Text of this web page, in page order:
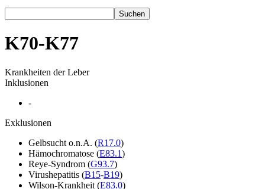
Suchen
K70-K77
Krankheiten der Leber
Inklusionen
-
Exklusionen
Gelbsucht o.n.A. (R17.0)
Hämochromatose (E83.1)
Reye-Syndrom (G93.7)
Virushepatitis (B15-B19)
Wilson-Krankheit (E83.0)